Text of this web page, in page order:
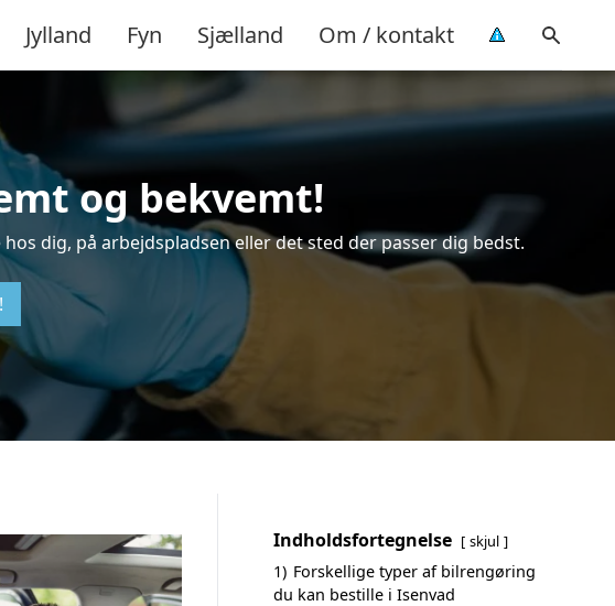
Jylland Fyn Sjælland Om / kontakt
og bekvemt!
dig, på arbejdspladsen eller det sted der passer dig bedst.
Indholdsfortegnelse skjul
1) Forskellige typer af bilrengøring
du kan bestille i Isenvad